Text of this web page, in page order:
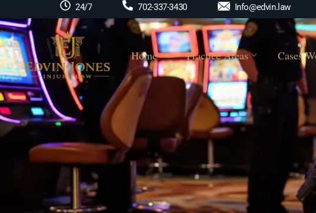
24/7 702-337-3430 Info@edvin.law
Home Practice Areas Cases